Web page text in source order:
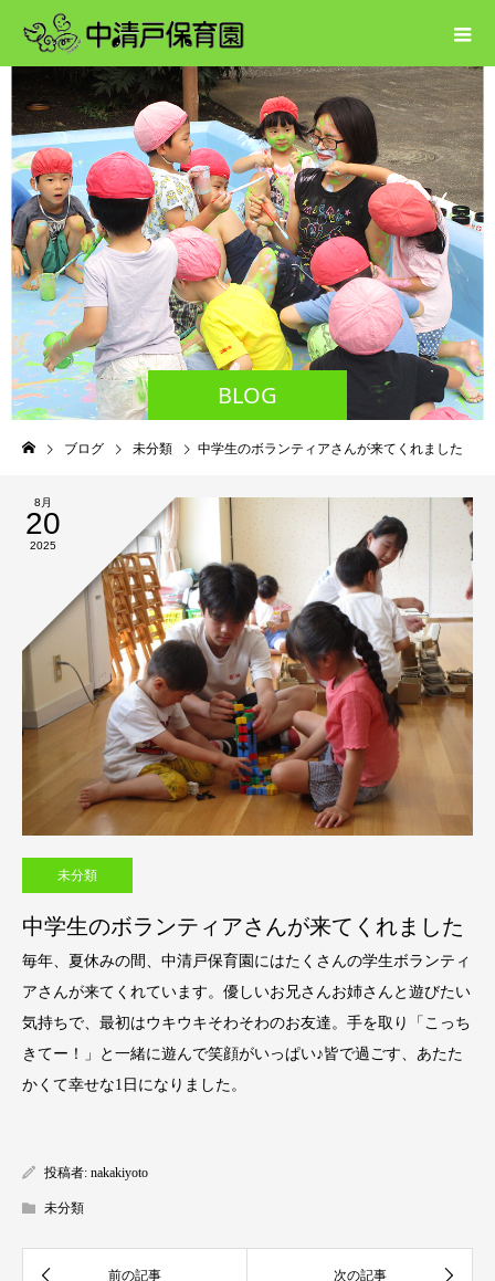
BLOG
ブログ 未分類 中学生のボランティアさんが来てくれました
8月
20
2025
未分類
中学生のボランティアさんが来てくれました
毎年、夏休みの間、中清戸保育園にはたくさんの学生ボランティ
アさんが来てくれています。優しいお兄さんお姉さんと遊びたい
気持ちで、最初はウキウキそわそわのお友達。手を取り「こっち
きてー！」と一緒に遊んで笑顔がいっぱい♪皆で過ごす、あたた
かくて幸せな1日になりました。
投稿者: nakakiyoto
未分類